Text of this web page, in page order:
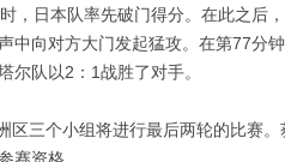
日本队率先破门得分。 在此之后
中向对方大门发起猛攻。在第77分
尔队以2：1战胜了对手。
个小组将进行最后两轮的比赛。